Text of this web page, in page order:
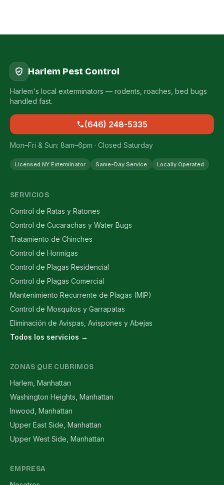
Harlem Pest Control
Harlem's local exterminators — rodents, roaches, bed bugs
handled fast.
(646) 248-5335
Mon–Fri & Sun: 8am–6pm · Closed Saturday
Licensed NY Exterminator Same-Day Service Locally Operated
SERVICIOS
Control de Ratas y Ratones
Control de Cucarachas y Water Bugs
Tratamiento de Chinches
Control de Hormigas
Control de Plagas Residencial
Control de Plagas Comercial
Mantenimiento Recurrente de Plagas (MIP)
Control de Mosquitos y Garrapatas
Eliminación de Avispas, Avispones y Abejas
Todos los servicios →
ZONAS QUE CUBRIMOS
Harlem, Manhattan
Washington Heights, Manhattan
Inwood, Manhattan
Upper East Side, Manhattan
Upper West Side, Manhattan
EMPRESA